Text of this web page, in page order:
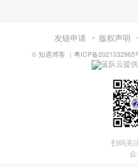
友链申请 版权声明
© 知遇博客 ｜ 粤ICP备2021032965
蓝队云提
扫码关